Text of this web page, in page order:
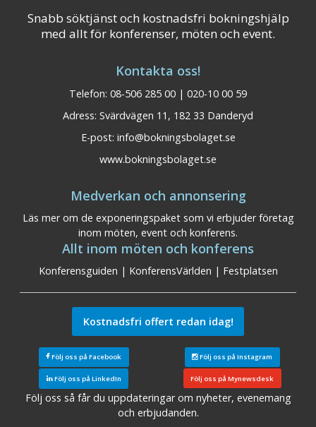
Snabb söktjänst och kostnadsfri bokningshjälp
med allt för konferenser, möten och event.
Kontakta oss!
Telefon: 08-506 285 00 | 020-10 00 59
Adress: Svärdvägen 11, 182 33 Danderyd
E-post: info@bokningsbolaget.se
www.bokningsbolaget.se
Medverkan och annonsering
Läs mer om de exponeringspaket som vi erbjuder företag
inom möten, event och konferens.
Allt inom möten och konferens
Konferensguiden | KonferensVärlden | Festplatsen
Kostnadsfri offert redan idag!
Följ oss på Facebook Följ oss på Instagram
Följ oss på LinkedIn Följ oss på Mynewsdesk
Följ oss så får du uppdateringar om nyheter, evenemang
och erbjudanden.